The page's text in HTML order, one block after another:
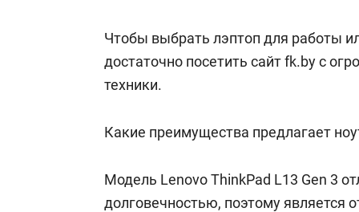
Чтобы выбрать лэптоп для работы
достаточно посетить сайт fk.by с
техники.
Какие преимущества предлагает
Модель Lenovo ThinkPad L13 Gen 3
долговечностью, поэтому является